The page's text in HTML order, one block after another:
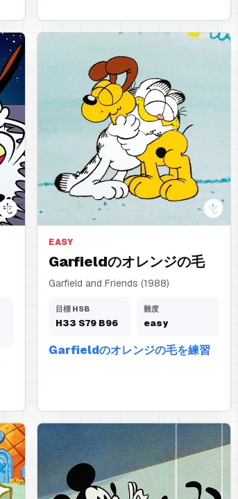
オレンジの毛
EASY
Garfieldのオレンジの毛
Garfield and Friends (1988)
目標 HSB
H33 S79 B96
難度
easy
Garfieldのオレンジの毛を練習